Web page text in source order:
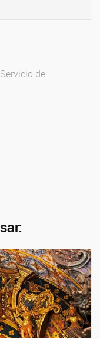
de
en LinkedIn